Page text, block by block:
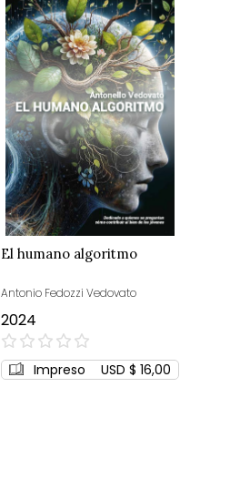
El humano algoritmo
Antonio Fedozzi Vedovato
2024
0%
Impreso USD $ 16,00